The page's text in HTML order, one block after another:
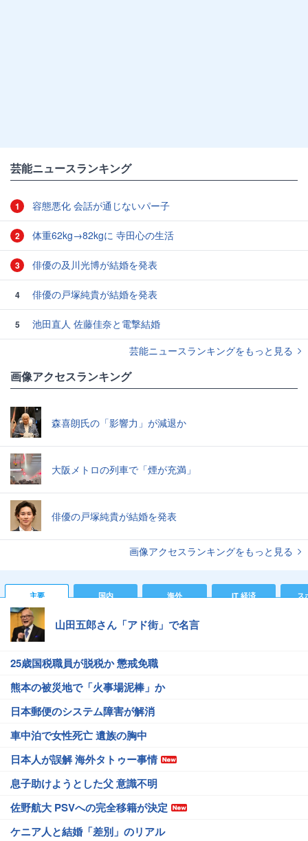
芸能ニュースランキング
1 容態悪化 会話が通じないパー子
2 体重62kg→82kgに 寺田心の生活
3 俳優の及川光博が結婚を発表
4 俳優の戸塚純貴が結婚を発表
5
池田直人 佐藤佳奈と電撃結婚
芸能ニュースランキングをもっと見る
画像アクセスランキング
森喜朗氏の「影響力」が減退か
大阪メトロの列車で「煙が充満」
俳優の戸塚純貴が結婚を発表
画像アクセスランキングをもっと見る
主要 国内 海外 IT 経済 ス
山田五郎さん「アド街」で名言
25歳国税職員が脱税か 懲戒免職
熊本の被災地で「火事場泥棒」か
日本郵便のシステム障害が解消
車中泊で女性死亡 遺族の胸中
日本人が誤解 海外タトゥー事情
息子助けようとした父 意識不明
佐野航大 PSVへの完全移籍が決定
ケニア人と結婚「差別」のリアル